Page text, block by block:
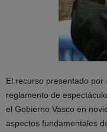
El recurso presentado por
reglamento de
el Gobierno Vasco en
aspectos fundamentales